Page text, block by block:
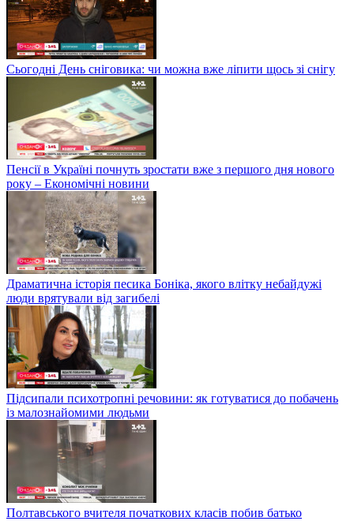
Сьогодні День сніговика: чи можна вже ліпити щось зі снігу
Пенсії в Україні почнуть зростати вже з першого дня нового
року – Економічні новини
Драматична історія песика Боніка, якого влітку небайдужі
люди врятували від загибелі
Підсипали психотропні речовини: як готуватися до побачень
із малознайомими людьми
Полтавського вчителя початкових класів побив батько